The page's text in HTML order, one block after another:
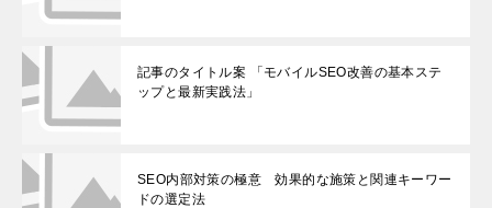
記事のタイトル案 「モバイルSEO改善の基本ステ
ップと最新実践法」
SEO内部対策の極意 効果的な施策と関連キーワー
ドの選定法